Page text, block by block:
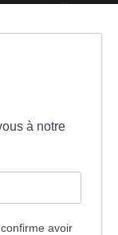
à notre
avoir